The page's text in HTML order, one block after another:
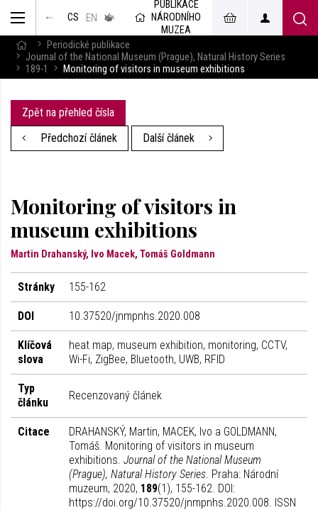
CS EN
v českém
jazyce
PUBLIKACE
NÁRODNÍHO
MUZEA
Periodické publikace
Journal of the National Museum (Prague), Natural History Series
189-1
Monitoring of visitors in museum exhibitions
Zpět na přehled čísla
Předchozí článek
Další článek
Monitoring of visitors in
museum exhibitions
Martin Drahanský, Ivo Macek, Tomáš Goldmann
Stránky 155-162
DOI 10.37520/jnmpnhs.2020.008
Klíčová
slova
heat map, museum exhibition, monitoring, CCTV,
Wi-Fi, ZigBee, Bluetooth, UWB, RFID
Typ
článku
Recenzovaný článek
Citace
DRAHANSKÝ, Martin, MACEK, Ivo a GOLDMANN,
Tomáš. Monitoring of visitors in museum
exhibitions. Journal of the National Museum
(Prague), Natural History Series. Praha: Národní
muzeum, 2020, 189(1), 155-162. DOI:
https://doi.org/10.37520/jnmpnhs.2020.008. ISSN